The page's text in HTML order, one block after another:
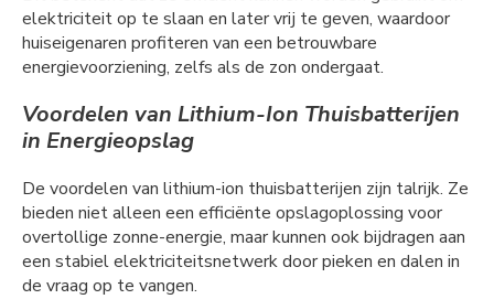
elektriciteit op te slaan en later vrij te geven, waardoor
huiseigenaren profiteren van een betrouwbare
energievoorziening, zelfs als de zon ondergaat.
Voordelen van Lithium-Ion Thuisbatterijen
in Energieopslag
De voordelen van lithium-ion thuisbatterijen zijn talrijk. Ze
bieden niet alleen een efficiënte opslagoplossing voor
overtollige zonne-energie, maar kunnen ook bijdragen aan
een stabiel elektriciteitsnetwerk door pieken en dalen in
de vraag op te vangen.